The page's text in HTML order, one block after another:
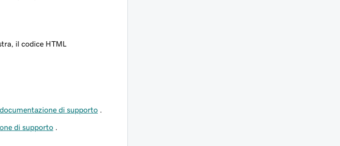
il codice HTML
documentazione di supporto .
di supporto .